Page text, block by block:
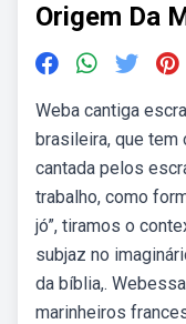
Origem Da
Weba cantiga
brasileira, que tem
cantada pelos
trabalho, como
jó”, tiramos o
subjaz no
da bíblia,.
marinheiros